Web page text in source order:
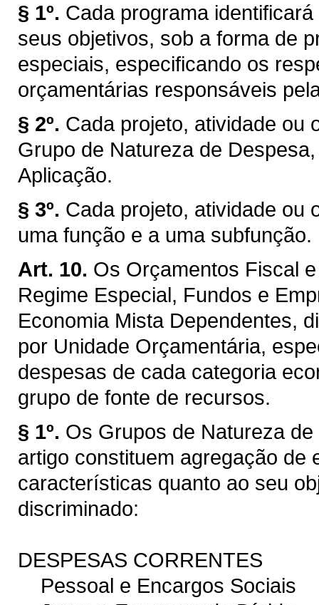
§ 1º. Cada programa
seus objetivos, sob a forma de
especiais, especificando os
orçamentárias responsáveis
§ 2º. Cada projeto, atividade ou
Grupo de Natureza de
Aplicação.
§ 3º. Cada projeto, atividade ou
uma função e a uma subfunção.
Art. 10. Os Orçamentos Fiscal
Regime Especial, Fundos e
Economia Mista Dependentes,
por Unidade Orçamentária,
despesas de cada categoria
grupo de fonte de recursos.
§ 1º. Os Grupos de Natureza
artigo constituem agregação de
características quanto ao seu
discriminado:
DESPESAS CORRENTES
Pessoal e Encargos Sociais